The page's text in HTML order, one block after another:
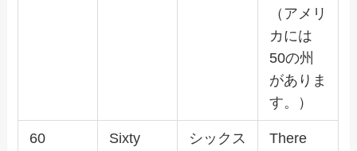
（アメリ
カには
50の州
がありま
す。）
60 Sixty
シックス
There